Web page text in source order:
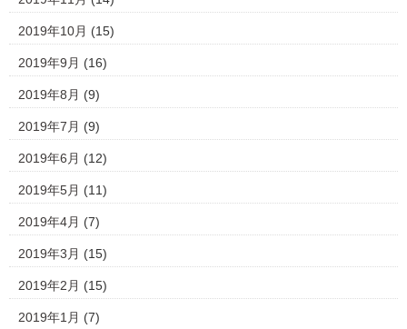
2019年10月 (15)
2019年9月 (16)
2019年8月 (9)
2019年7月 (9)
2019年6月 (12)
2019年5月 (11)
2019年4月 (7)
2019年3月 (15)
2019年2月 (15)
2019年1月 (7)